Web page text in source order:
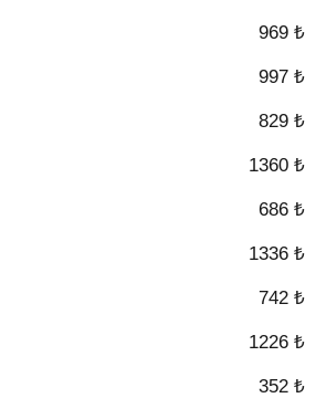
969 ₺
997 ₺
829 ₺
1360 ₺
686 ₺
1336 ₺
742 ₺
1226 ₺
352 ₺